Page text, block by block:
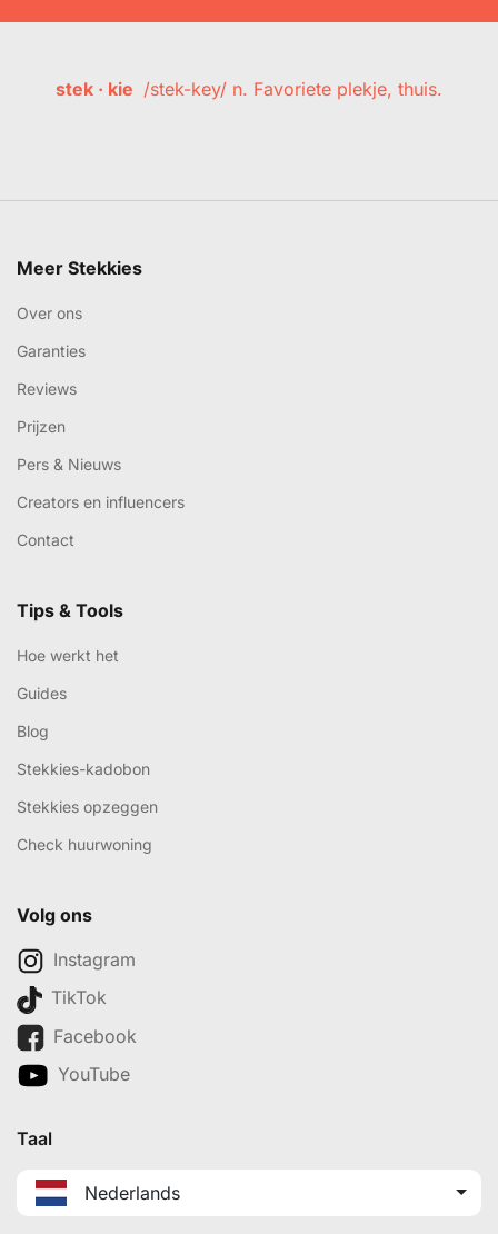
stek · kie /stek-key/ n. Favoriete plekje, thuis.
Meer Stekkies
Over ons
Garanties
Reviews
Prijzen
Pers & Nieuws
Creators en influencers
Contact
Tips & Tools
Hoe werkt het
Guides
Blog
Stekkies-kadobon
Stekkies opzeggen
Check huurwoning
Volg ons
Instagram
TikTok
Facebook
YouTube
Taal
Nederlands